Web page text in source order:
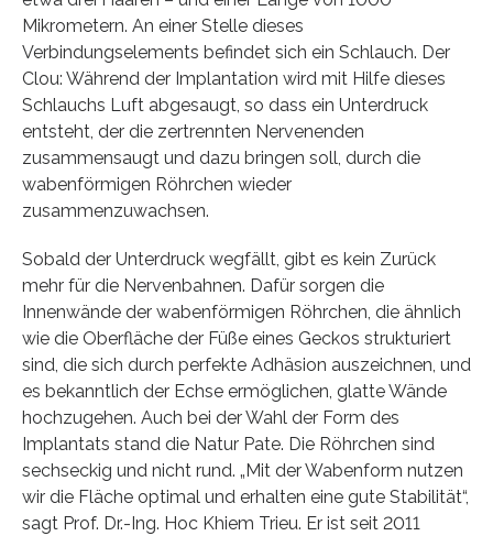
Mikrometern. An einer Stelle dieses
Verbindungselements befindet sich ein Schlauch. Der
Clou: Während der Implantation wird mit Hilfe dieses
Schlauchs Luft abgesaugt, so dass ein Unterdruck
entsteht, der die zertrennten Nervenenden
zusammensaugt und dazu bringen soll, durch die
wabenförmigen Röhrchen wieder
zusammenzuwachsen.
Sobald der Unterdruck wegfällt, gibt es kein Zurück
mehr für die Nervenbahnen. Dafür sorgen die
Innenwände der wabenförmigen Röhrchen, die ähnlich
wie die Oberfläche der Füße eines Geckos strukturiert
sind, die sich durch perfekte Adhäsion auszeichnen, und
es bekanntlich der Echse ermöglichen, glatte Wände
hochzugehen. Auch bei der Wahl der Form des
Implantats stand die Natur Pate. Die Röhrchen sind
sechseckig und nicht rund. „Mit der Wabenform nutzen
wir die Fläche optimal und erhalten eine gute Stabilität“,
sagt Prof. Dr.-Ing. Hoc Khiem Trieu. Er ist seit 2011